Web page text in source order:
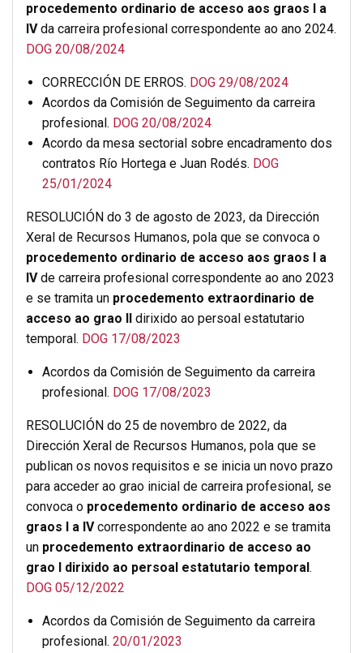
procedemento ordinario de acceso aos graos I a
IVda carreira profesional correspondente ao ano 2024.
DOG 20/08/2024
CORRECCIÓN DE ERROS. DOG 29/08/2024
Acordos da Comisión de Seguimento da carreira
profesional. DOG 20/08/2024
Acordo da mesa sectorial sobre encadramento dos
contratos Río Hortega e Juan Rodés. DOG
25/01/2024
RESOLUCIÓN do 3 de agosto de 2023, da Dirección
Xeral de Recursos Humanos, pola que se convoca o
procedemento ordinario de acceso aos graos I a
IVde carreira profesional correspondente ao ano 2023
e se tramita un procedemento extraordinario de
acceso ao grao II
dirixido ao persoal estatutario
temporal. DOG 17/08/2023
Acordos da Comisión de Seguimento da carreira
profesional. DOG 17/08/2023
RESOLUCIÓN do 25 de novembro de 2022, da
Dirección Xeral de Recursos Humanos, pola que se
publican os novos requisitos e se inicia un novo prazo
para acceder ao grao inicial de carreira profesional, se
convoca o procedemento ordinario de acceso aos
graos I a IVcorrespondente ao ano 2022 e se tramita
un procedemento extraordinario de acceso ao
grao I dirixido ao persoal estatutario temporal .
DOG 05/12/2022
Acordos da Comisión de Seguimento da carreira
profesional. 20/01/2023